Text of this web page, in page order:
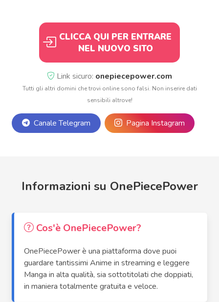
CLICCA QUI PER ENTRARE
NEL NUOVO SITO
Link sicuro: onepiecepower.com
Tutti gli altri domini che trovi online sono falsi. Non inserire dati
sensibili altrove!
Canale Telegram Pagina Instagram
Informazioni su OnePiecePower
Cos'è OnePiecePower?
OnePiecePower è una piattaforma dove puoi
guardare tantissimi Anime in streaming e leggere
Manga in alta qualità, sia sottotitolati che doppiati,
in maniera totalmente gratuita e veloce.